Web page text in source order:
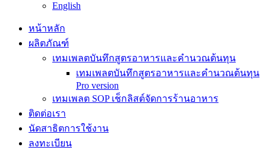
English
หน้าหลัก
ผลิตภัณฑ์
เทมเพลตบันทึกสูตรอาหารและคำนวณต้นทุน
เทมเพลตบันทึกสูตรอาหารและคำนวณต้นทุน
Pro version
เทมเพลต SOP เช็กลิสต์จัดการร้านอาหาร
ติดต่อเรา
นัดสาธิตการใช้งาน
ลงทะเบียน